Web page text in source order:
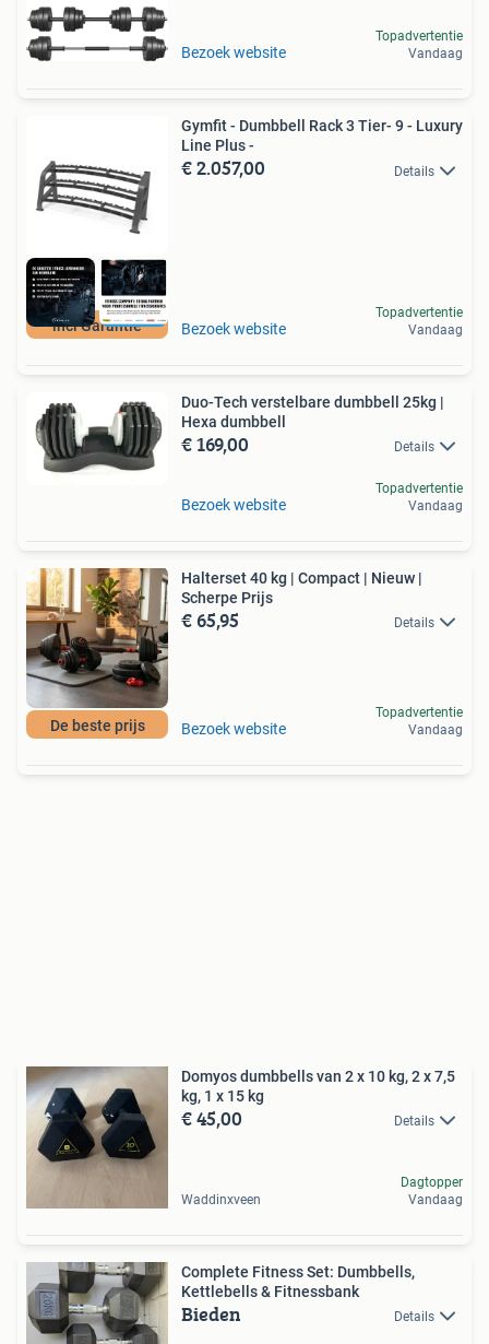
Bezoek website
Topadvertentie
Vandaag
incl Garantie
Gymfit - Dumbbell Rack 3 Tier- 9 - Luxury
Line Plus -
€ 2.057,00 Details
Bezoek website
Topadvertentie
Vandaag
Duo-Tech verstelbare dumbbell 25kg |
Hexa dumbbell
€ 169,00 Details
Bezoek website
Topadvertentie
Vandaag
De beste prijs
Halterset 40 kg | Compact | Nieuw |
Scherpe Prijs
€ 65,95 Details
Bezoek website
Topadvertentie
Vandaag
Domyos dumbbells van 2 x 10 kg, 2 x 7,5
kg, 1 x 15 kg
€ 45,00 Details
Waddinxveen
Dagtopper
Vandaag
Complete Fitness Set: Dumbbells,
Kettlebells & Fitnessbank
Bieden Details